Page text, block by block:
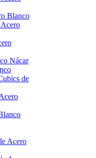
Blanco
Nácar
de
Acero